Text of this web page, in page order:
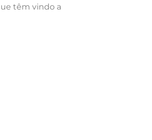
têm vindo a